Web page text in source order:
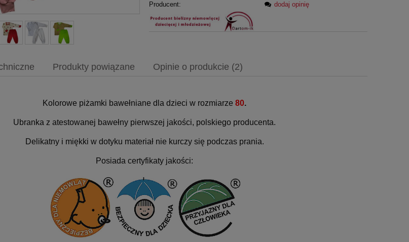
Producent:
dodaj opinię
Produkty powiązane Opinie o produkcie (2)
Kolorowe piżamki bawełniane dla dzieci w rozmiarze 80.
Ubranka z atestowanej bawełny pierwszej jakości, polskiego producenta.
Delikatny i miękki w dotyku materiał nie kurczy się podczas prania.
Posiada certyfikaty jakości: